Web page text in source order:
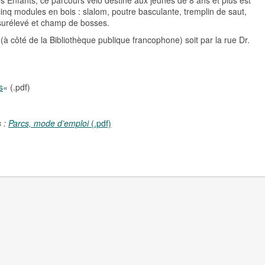
modules en bois : slalom, poutre basculante, tremplin de saut,
et champ de bosses.
côté de la Bibliothèque publique francophone) soit par la rue Dr.
« (.pdf)
: Parcs, mode d’emploi (.pdf)